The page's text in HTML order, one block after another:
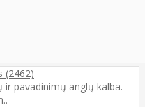
(2462)
pavadinimų anglų kalba.